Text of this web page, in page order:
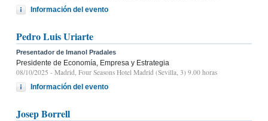
Información del evento
Pedro Luis Uriarte
Presentador de Imanol Pradales
Presidente de Economía, Empresa y Estrategia
08/10/2025 - Madrid, Four Seasons Hotel Madrid (Sevilla, 3) 9.00 horas
Información del evento
Josep Borrell